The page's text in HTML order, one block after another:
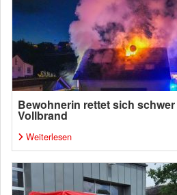
Bewohnerin rettet sich
Vollbrand
Weiterlesen